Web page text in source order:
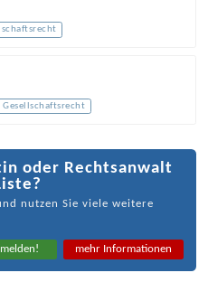
Gesellschaftsrecht
oder Rechtsanwalt
nutzen Sie viele weitere
mehr Informationen